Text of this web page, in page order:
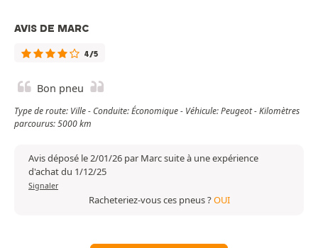
AVIS DE MARC
4/5
Bon pneu
Type de route: Ville - Conduite: Économique - Véhicule: Peugeot - Kilomètres
parcourus: 5000 km
Avis déposé le 2/01/26 par Marc suite à une expérience
d'achat du 1/12/25
Signaler
Racheteriez-vous ces pneus ?OUI